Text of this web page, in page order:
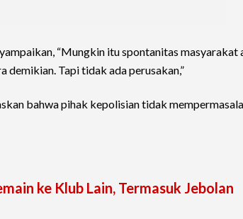
“Mungkin itu spontanitas masyarakat
demikian. Tapi tidak ada perusakan,”
bahwa pihak kepolisian tidak
ke Klub Lain, Termasuk Jebolan